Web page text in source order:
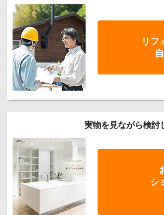
リフ
実物を見ながら検討
シ